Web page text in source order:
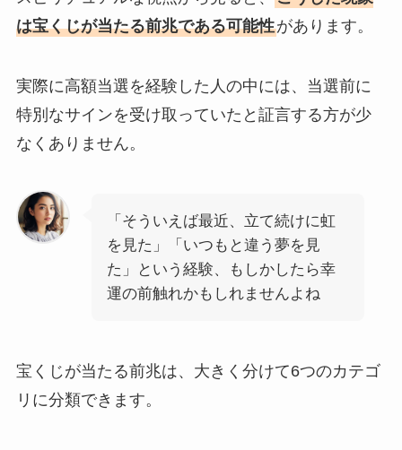
は宝くじが当たる前兆である可能性があります。
実際に高額当選を経験した人の中には、当選前に
特別なサインを受け取っていたと証言する方が少
なくありません。
「そういえば最近、立て続けに虹
を見た」「いつもと違う夢を見
た」という経験、もしかしたら幸
運の前触れかもしれませんよね
宝くじが当たる前兆は、大きく分けて6つのカテゴ
リに分類できます。